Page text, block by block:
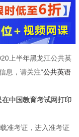
上半年黑龙江公共英
息，请关注“公共英语
中国教育考试网打印
准考证，进入准考证